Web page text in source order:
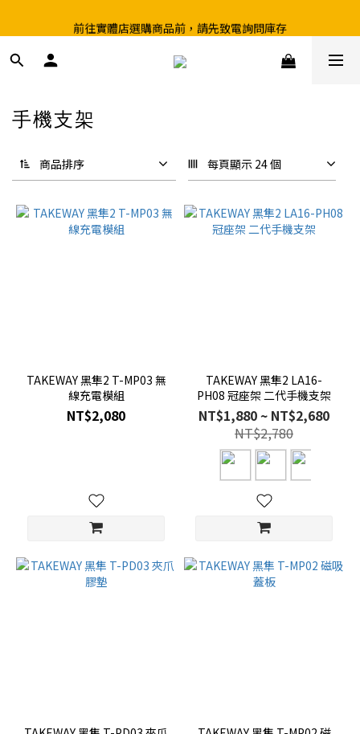
超取滿199、宅配滿490 享免運優惠
手機支架
商品排序 每頁顯示 24 個
TAKEWAY 黑隼2 T-MP03 無
線充電模組
NT$2,080
TAKEWAY 黑隼2 LA16-
PH08 冠座架 二代手機支架
NT$1,880 ~ NT$2,680
NT$2,780